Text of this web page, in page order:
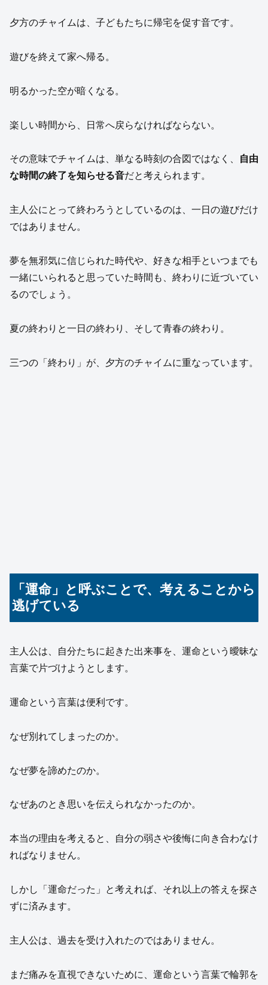
夕方のチャイムは、子どもたちに帰宅を促す音です。
遊びを終えて家へ帰る。
明るかった空が暗くなる。
楽しい時間から、日常へ戻らなければならない。
その意味でチャイムは、単なる時刻の合図ではなく、
自由
な時間の終了を知らせる音だと考えられます。
主人公にとって終わろうとしているのは、一日の遊びだけ
ではありません。
夢を無邪気に信じられた時代や、好きな相手といつまでも
一緒にいられると思っていた時間も、終わりに近づいてい
るのでしょう。
夏の終わりと一日の終わり、そして青春の終わり。
三つの「終わり」が、夕方のチャイムに重なっています。
「運命」と呼ぶことで、考えることから
逃げている
主人公は、自分たちに起きた出来事を、運命という曖昧な
言葉で片づけようとします。
運命という言葉は便利です。
なぜ別れてしまったのか。
なぜ夢を諦めたのか。
なぜあのとき思いを伝えられなかったのか。
本当の理由を考えると、自分の弱さや後悔に向き合わなけ
ればなりません。
しかし「運命だった」と考えれば、それ以上の答えを探さ
ずに済みます。
主人公は、過去を受け入れたのではありません。
まだ痛みを直視できないために、運命という言葉で輪郭を